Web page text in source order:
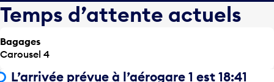
Temps d’attente actuels
Bagages
Carousel 4
L’arrivée prévue à l’aérogare 1 est 18:41